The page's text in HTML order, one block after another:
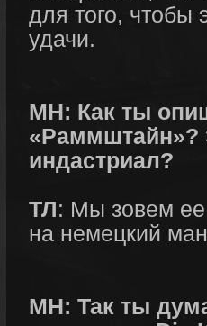
для того, чтобы
удачи.
МН: Как ты
«Раммштайн»?
индастриал?
ТЛ: Мы зовем
на немецкий
МН: Так ты